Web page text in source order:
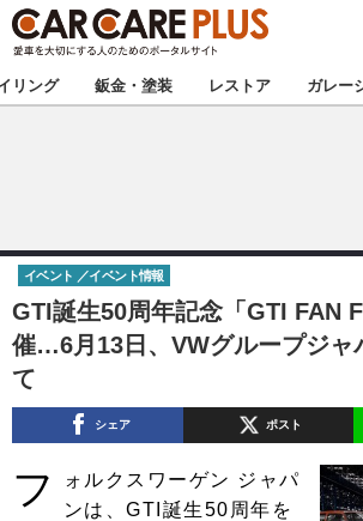
★カーケアプラス認定★ 厳選プロショ
甲信越
東海
注目の記事
リング 鈑金・塗装 レストア ガレー
GTI誕生50周年記念「GTI FAN
催…6月13日、VWグループジャ
て
イベント イベント情報
シェア ポスト
フ
ォルクスワーゲン ジャパ
ンは、GTI誕生50周年を